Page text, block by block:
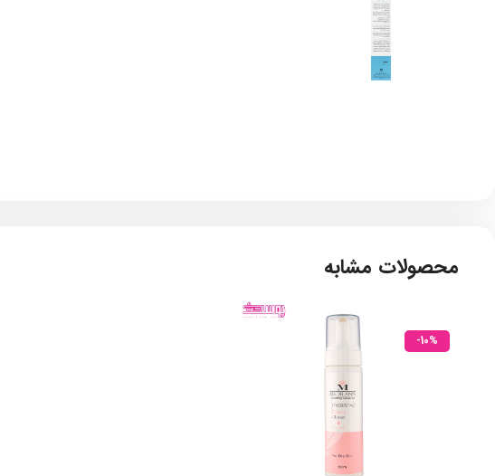
محصولات مشابه
-10%